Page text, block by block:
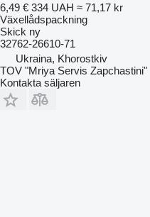
6,49 € 334 UAH ≈ 71,17 kr
Växellådspackning
Skick ny
32762-26610-71
Ukraina, Khorostkiv
TOV "Mriya Servis Zapchastini"
Kontakta säljaren